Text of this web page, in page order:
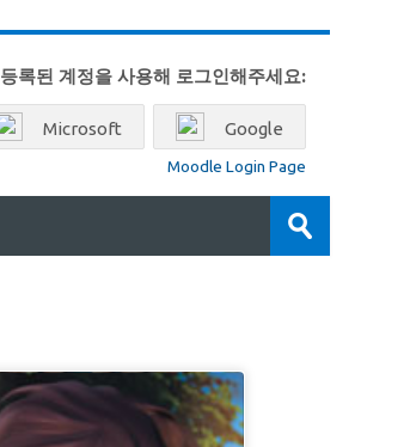
등록된 계정을 사용해 로그인해주세요:
Microsoft Google
Moodle Login Page
찾
제
출